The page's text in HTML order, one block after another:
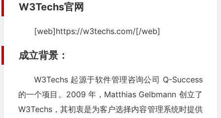
W3Techs官网
[web]https://w3techs.com/[/web]
成立背景：
W3Techs 起源于软件管理咨询公司 Q-Success
的一个项目。2009 年，Matthias Gelbmann 创立了
W3Techs，其初衷是为客户选择内容管理系统时提供